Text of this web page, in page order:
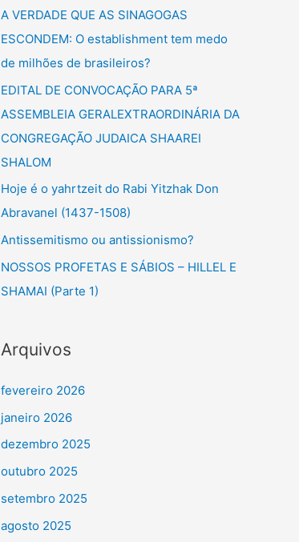
u
i
s
A VERDADE QUE AS SINAGOGAS
ESCONDEM: O establishment tem medo
de milhões de brasileiros?
EDITAL DE CONVOCAÇÃO PARA 5ª
ASSEMBLEIA GERALEXTRAORDINÁRIA DA
CONGREGAÇÃO JUDAICA SHAAREI
SHALOM
Hoje é o yahrtzeit do Rabi Yitzhak Don
Abravanel (1437-1508)
Antissemitismo ou antissionismo?
NOSSOS PROFETAS E SÁBIOS – HILLEL E
SHAMAI (Parte 1)
Arquivos
fevereiro 2026
janeiro 2026
dezembro 2025
outubro 2025
setembro 2025
agosto 2025